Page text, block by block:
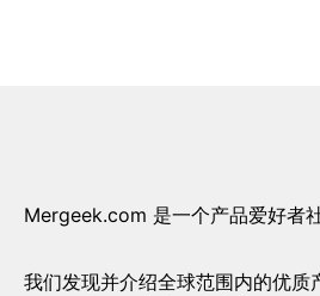
Mergeek.com 是一个产品爱好者社
我们发现并介绍全球范围内的优质